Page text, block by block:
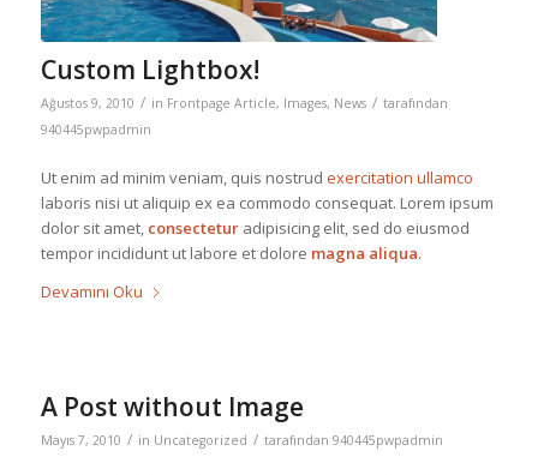
Custom Lightbox!
Ağustos 9, 2010 / in Frontpage Article, Images, News / tarafından
940445pwpadmin
Ut enim ad minim veniam, quis nostrud exercitation ullamco
laboris nisi ut aliquip ex ea commodo consequat. Lorem ipsum
dolor sit amet, consecteturadipisicing elit, sed do eiusmod
tempor incididunt ut labore et dolore magna aliqua.
Devamını Oku
A Post without Image
Mayıs 7, 2010 / in Uncategorized / tarafından 940445pwpadmin